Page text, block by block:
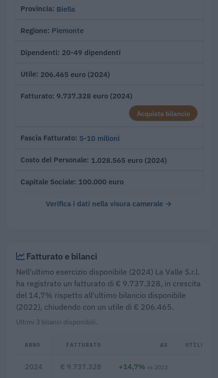
Provincia Biella
Regione Piemonte
Dipendenti 20-49 dipendenti
Utile 206.465 euro (2024)
Fatturato 9.737.328 euro (2024)
Acquista bilancio
Fascia Fatturato 5-10 milioni
Costo del Personale 1.028.565 euro (2024)
Capitale Sociale 100.000 euro
Verifica i dati nella visura camerale →
Fatturato e bilanci
Nell'ultimo esercizio disponibile (2024) La Valle S.r.l.
ha registrato un fatturato di € 9.737.328, in crescita
del 14,7% rispetto all'ultimo bilancio disponibile
(2022), chiudendo con un utile di € 206.465.
Ultimi 3 bilanci disponibili.
ANNO FATTURATO Δ% UTILE/
2024 € 9.737.328 +14,7% vs 2022